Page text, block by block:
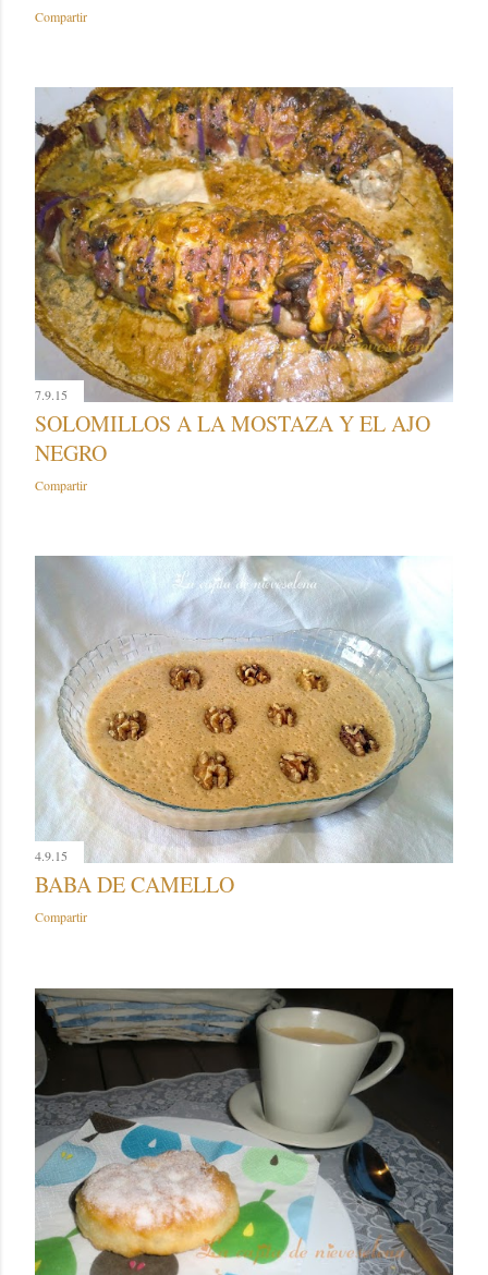
Compartir
7.9.15
SOLOMILLOS A LA MOSTAZA Y EL AJO
NEGRO
Compartir
4.9.15
BABA DE CAMELLO
Compartir